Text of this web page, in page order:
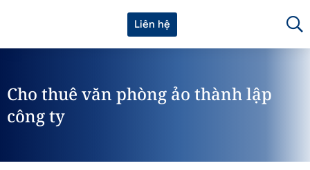
Liên hệ
Cho thuê văn phòng ảo thành lập
công ty